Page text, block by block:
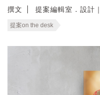
撰文 提案編輯室．設計
提案on the desk